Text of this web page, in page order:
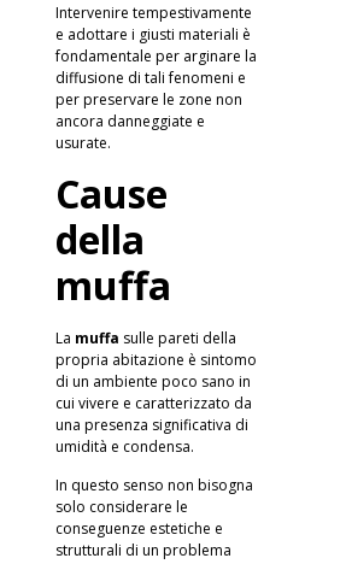
Intervenire tempestivamente
e adottare i giusti materiali è
fondamentale per arginare la
diffusione di tali fenomeni e
per preservare le zone non
ancora danneggiate e
usurate.
Cause
della
muffa
La muffa sulle pareti della
propria abitazione è sintomo
di un ambiente poco sano in
cui vivere e caratterizzato da
una presenza significativa di
umidità e condensa.
In questo senso non bisogna
solo considerare le
conseguenze estetiche e
strutturali di un problema